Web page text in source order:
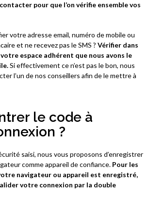
pour que l’on vérifie ensemble vos
votre adresse email, numéro de mobile ou
et ne recevez pas le SMS ? Vérifier dans
espace adhérent que nous avons le
Si effectivement ce n’est pas le bon, nous
l’un de nos conseillers afin de le mettre à
le code à
?
saisi, nous vous proposons d’enregistrer
comme appareil de confiance. Pour les
navigateur ou appareil est enregistré,
votre connexion par la double